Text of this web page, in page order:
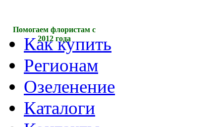
Помогаем флористам с
2012 года
Как купить
Регионам
Озеленение
Каталоги